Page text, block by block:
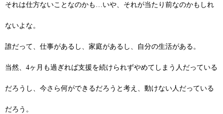
それは仕方ないことなのかも…いや、それが当たり前なのかもしれ
ないよな。
誰だって、仕事があるし、家庭があるし、自分の生活がある。
当然、4ヶ月も過ぎれば支援を続けられずやめてしまう人だっている
だろうし、今さら何ができるだろうと考え、動けない人だっている
だろう。